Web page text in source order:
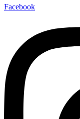
Facebook